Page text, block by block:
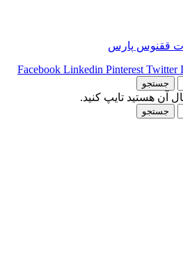
ققنوس پارس
Facebook Linkedin Pinterest Twitter
جستجو
آن هستید تایپ کنید.
جستجو